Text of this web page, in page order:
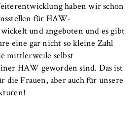
haben wir schon
für HAW-
und angeboten und es gibt
eine gar nicht so kleine Zahl
mittlerweile selbst
HAW geworden sind. Das ist
die Frauen, aber auch für unsere